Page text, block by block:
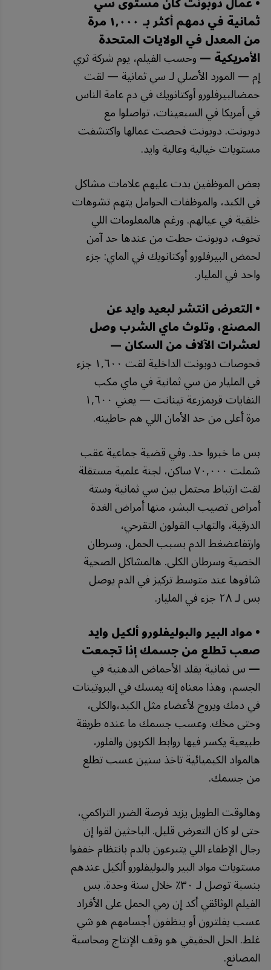
ثمانية في دمهم أكثر بـ ١,٠٠٠ مرة
من المعدل في الولايات المتحدة
الأمريكية —وحسب الفيلم، يوم شركة ثري
إم — المورد الأصلي لـ سي ثمانية — لقت
حمضالبيرفلورو أوكتانويك في دم عامة الناس
في أمريكا في السبعينات، تواصلوا مع
دوبونت. دوبونت فحصت عمالها واكتشفت
مستويات خيالية وعالية وايد.
بعض الموظفين بدت عليهم علامات مشاكل
في الكبد، والموظفات الحوامل يتهم تشوهات
خلقية في عيالهم. ورغم هالمعلومات اللي
تخوف، دوبونت حطت من عندها حد آمن
لحمض البيرفلورو أوكتانويك في الماي: جزء
واحد في المليار.
• التعرض انتشر لبعيد وايد عن
المصنع، وتلوث ماي الشرب وصل
لعشرات الآلاف من السكان —
فحوصات دوبونت الداخلية لقت ١,٦٠٠ جزء
في المليار من سي ثمانية في ماي مكب
النفايات قربمزرعة تينانت — يعني ١,٦٠٠
مرة أعلى من حد الأمان اللي هم حاطينه.
بس ما خبروا حد. وفي قضية جماعية عقب
شملت ٧٠,٠٠٠ ساكن، لجنة علمية مستقلة
لقت ارتباط محتمل بين سي ثمانية وستة
أمراض تصيب البشر، منها أمراض الغدة
الدرقية، والتهاب القولون التقرحي،
وارتفاعضغط الدم بسبب الحمل، وسرطان
الخصية وسرطان الكلى. هالمشاكل الصحية
شافوها عند متوسط تركيز في الدم يوصل
بس لـ ٢٨ جزء في المليار.
• مواد البير والبوليفلورو ألكيل وايد
صعب تطلع من جسمك إذا تجمعت
—س ثمانية يقلد الأحماض الدهنية في
الجسم، وهذا معناه إنه يمسك في البروتينات
في دمك ويروح لأعضاء مثل الكبد،والكلى،
وحتى مخك. وعسب جسمك ما عنده طريقة
طبيعية يكسر فيها روابط الكربون والفلور،
هالمواد الكيميائية تاخذ سنين عسب تطلع
من جسمك.
وهالوقت الطويل يزيد فرصة الضرر التراكمي،
حتى لو كان التعرض قليل. الباحثين لقوا إن
رجال الإطفاء اللي يتبرعون بالدم بانتظام خففوا
مستويات مواد البير والبوليفلورو ألكيل عندهم
بنسبة توصل لـ ٣٠٪ خلال سنة وحدة. بس
الفيلم الوثائقي أكد إن رمي الحمل على الأفراد
عسب يفلترون أو ينظفون أجسامهم هو شي
غلط. الحل الحقيقي هو وقف الإنتاج ومحاسبة
المصانع.